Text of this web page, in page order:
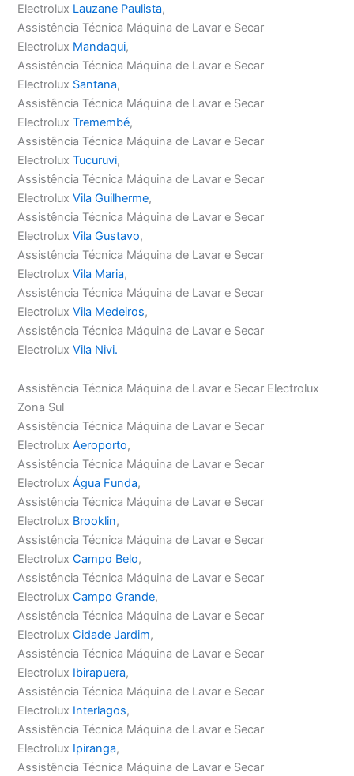
Electrolux Lauzane Paulista,
Assistência Técnica Máquina de Lavar e Secar
Electrolux Mandaqui,
Assistência Técnica Máquina de Lavar e Secar
Electrolux Santana,
Assistência Técnica Máquina de Lavar e Secar
ElectroluxTremembé,
Assistência Técnica Máquina de Lavar e Secar
ElectroluxTucuruvi,
Assistência Técnica Máquina de Lavar e Secar
ElectroluxVila Guilherme,
Assistência Técnica Máquina de Lavar e Secar
ElectroluxVila Gustavo,
Assistência Técnica Máquina de Lavar e Secar
ElectroluxVila Maria,
Assistência Técnica Máquina de Lavar e Secar
ElectroluxVila Medeiros,
Assistência Técnica Máquina de Lavar e Secar
ElectroluxVila Nivi.
Assistência Técnica Máquina de Lavar e Secar Electrolux
Zona Sul
Assistência Técnica Máquina de Lavar e Secar
ElectroluxAeroporto,
Assistência Técnica Máquina de Lavar e Secar
ElectroluxÁgua Funda,
Assistência Técnica Máquina de Lavar e Secar
Electrolux Brooklin,
Assistência Técnica Máquina de Lavar e Secar
ElectroluxCampo Belo,
Assistência Técnica Máquina de Lavar e Secar
ElectroluxCampo Grande,
Assistência Técnica Máquina de Lavar e Secar
ElectroluxCidade Jardim,
Assistência Técnica Máquina de Lavar e Secar
Electrolux Ibirapuera,
Assistência Técnica Máquina de Lavar e Secar
Electrolux Interlagos,
Assistência Técnica Máquina de Lavar e Secar
Electrolux Ipiranga,
Assistência Técnica Máquina de Lavar e Secar